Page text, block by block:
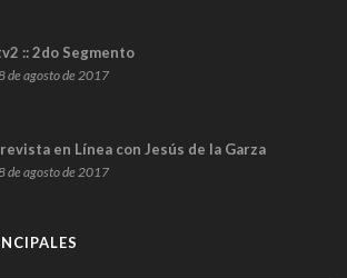
:: 2do Segmento
de agosto de 2017
en Línea con Jesús de la Garza
de agosto de 2017